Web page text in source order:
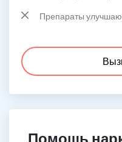
Препараты
Помощь